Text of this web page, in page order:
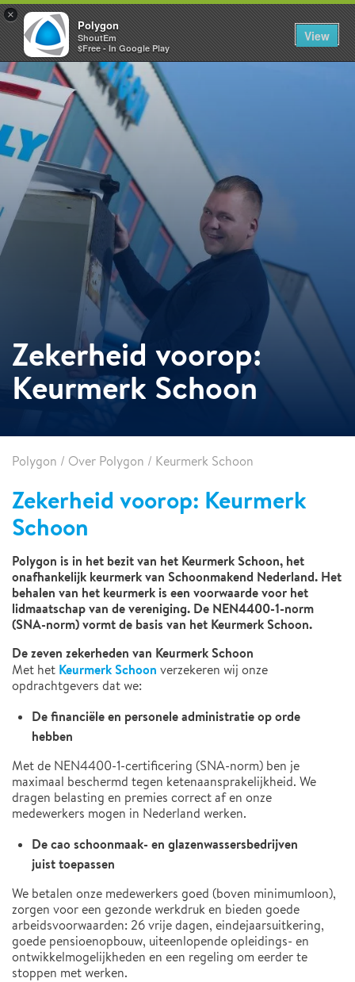
Zekerheid voorop:
Keurmerk Schoon
Polygon / Over Polygon / Keurmerk Schoon
Zekerheid voorop: Keurmerk
Schoon
Polygon is in het bezit van het Keurmerk Schoon, het
onafhankelijk keurmerk van Schoonmakend Nederland. Het
behalen van het keurmerk is een voorwaarde voor het
lidmaatschap van de vereniging. De NEN4400-1-norm
(SNA-norm) vormt de basis van het Keurmerk Schoon.
De zeven zekerheden van Keurmerk Schoon
Met het Keurmerk Schoon verzekeren wij onze
opdrachtgevers dat we:
De financiële en personele administratie op orde
hebben
Met de NEN4400-1-certificering (SNA-norm) ben je
maximaal beschermd tegen ketenaansprakelijkheid. We
dragen belasting en premies correct af en onze
medewerkers mogen in Nederland werken.
De cao schoonmaak- en glazenwassersbedrijven
juist toepassen
We betalen onze medewerkers goed (boven minimumloon),
zorgen voor een gezonde werkdruk en bieden goede
arbeidsvoorwaarden: 26 vrije dagen, eindejaarsuitkering,
goede pensioenopbouw, uiteenlopende opleidings- en
ontwikkelmogelijkheden en een regeling om eerder te
stoppen met werken.
×
Polygon
ShoutEm
$Free - In Google Play
View